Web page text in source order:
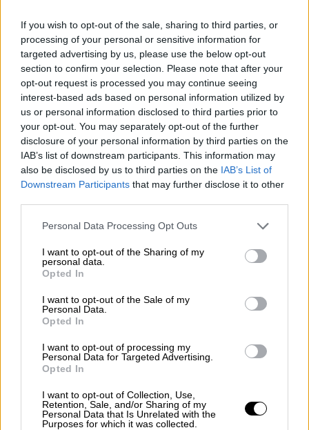
If you wish to opt-out of the sale, sharing to third parties, or
processing of your personal or sensitive information for
targeted advertising by us, please use the below opt-out
section to confirm your selection. Please note that after your
opt-out request is processed you may continue seeing
interest-based ads based on personal information utilized by
us or personal information disclosed to third parties prior to
your opt-out. You may separately opt-out of the further
disclosure of your personal information by third parties on the
IAB’s list of downstream participants. This information may
also be disclosed by us to third parties on the IAB’s List of
Downstream Participants that may further disclose it to other
Please note that this website/app uses one or more Google
not limited to your visit or usage behaviour. You may click to
grant or deny consent to Google and its third-party tags to
use your data for below specified purposes in below Google
consent section.
Personal Data Processing Opt Outs
I want to opt-out of the Sharing of my
personal data.
Opted In
I want to opt-out of the Sale of my
Personal Data.
Opted In
I want to opt-out of processing my
Personal Data for Targeted Advertising.
Opted In
I want to opt-out of Collection, Use,
Retention, Sale, and/or Sharing of my
Personal Data that Is Unrelated with the
Purposes for which it was collected.
Στο μεταξύ, από την Δευτέρα 11/1 έως και
το τέλοςΔεκεμβρίουκαταβάλλονται:
Η αποζημίωση ειδικού σκοπούγια τις
αναστολές Δεκεμβρίου με βάση τα
ευρώ.Η μεγάλη πληρωμή για
εργαζόμενους κλειστών και
πληττόμενων επιχειρήσεων θα
πραγματοποιηθεί ταυτόχρονα και
αναμένεται στις αρχές της ερχόμενης
εβδομάδας και πιθανότατα έως την
Τετάρτη 13/1.
Το τελευταίο τμήμαΔώρου
Χριστουγέννων
για όλους τους
εργαζόμενους που ήταν σε αναστολή
σύμβασης εργασίας τον Δεκέμβριο. Όσοι
ήταν σε αναστολή εργασίας ολόκληρο
τον Δεκέμβριο θα λάβουν 73 ευρώ. Οι
Συνεπώς, το τελευταίο τμήμα του
Δώρου Χριστουγέννων που πληρώνεται
τώρα θα είναι έως 73 ευρώ.
Εντός Ιανουαρίου και πάντως σίγουρα
προς το τέλος του μήνα (αν όχι τον